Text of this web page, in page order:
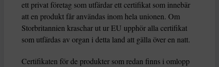
ett privat företag som utfärdar ett certifikat som innebär
att en produkt får användas inom hela unionen. Om
Storbritannien kraschar ut ur EU upphör alla certifikat
som utfärdas av organ i detta land att gälla över en natt.
Certifikaten för de produkter som redan finns i omlopp